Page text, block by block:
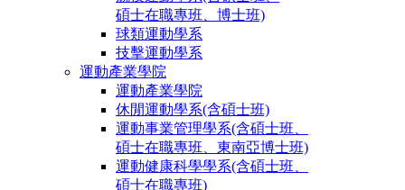
碩士在職專班、博士班)
球類運動學系
技擊運動學系
運動產業學院
運動產業學院
休閒運動學系(含碩士班)
運動事業管理學系(含碩士班、
碩士在職專班、東南亞博士班)
運動健康科學學系(含碩士班、
碩士在職專班)